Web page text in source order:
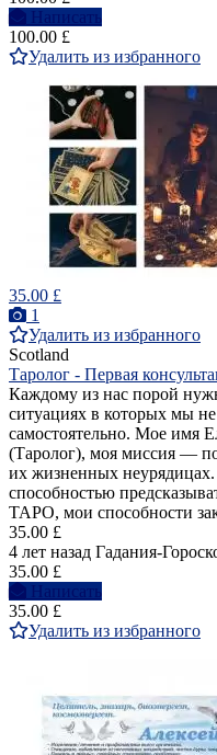
Написать
100.00 £
Удалить из избранного
35.00 £
1
Удалить из избранного
Scotland
Таролог - Первая
Каждому из нас порой
ситуациях в которых мы
самостоятельно. Мое имя
(Таролог), моя миссия —
их жизненных
способностью
ТАРО, мои способности
35.00 £
4 лет назад Гадания-
35.00 £
Написать
35.00 £
Удалить из избранного